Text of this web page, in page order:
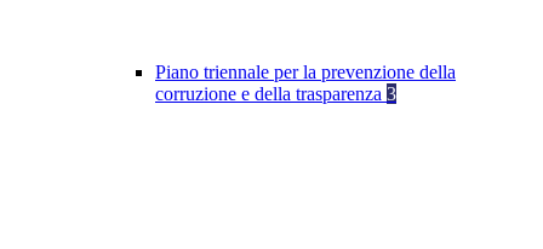
Piano triennale per la prevenzione della
corruzione e della trasparenza 3